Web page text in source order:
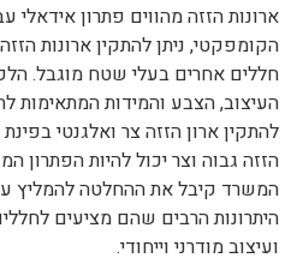
ארונות הזזה מהווים פתרון אידאלי
הקומפקטי, ניתן להתקין ארונות
חללים אחרים בעלי שטח מוגבל.
העיצוב, הצבע והמידות המתאימות
להתקין ארון הזזה צר ואלגנטי
הזזה גבוה וצר יכול להיות הפתרון
המשרד קיבל את ההחלטה להמליץ
היתרונות הרבים שהם מציעים
ועיצוב מודרני וייחודי.